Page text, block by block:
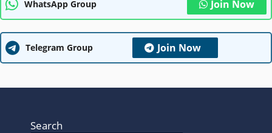
WhatsApp Group Join Now
Telegram Group Join Now
Search